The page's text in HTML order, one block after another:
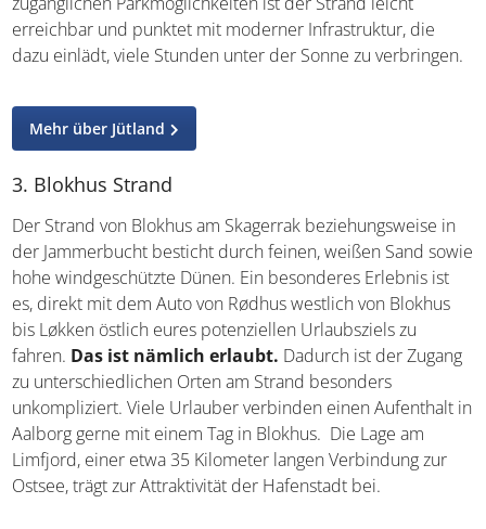
Durch die gut zugänglichen Parkmöglichkeiten ist der
Strand leicht erreichbar und punktet mit moderner
Infrastruktur, die dazu einlädt, viele Stunden unter der
3. Blokhus Strand
Der Strand von Blokhus am Skagerrak beziehungsweise in
der Jammerbucht besticht durch feinen, weißen Sand
sowie hohe windgeschützte Dünen. Ein besonderes
Erlebnis ist es, direkt mit dem Auto von Rødhus westlich
von Blokhus bis Løkken östlich eures potenziellen
Urlaubsziels zu fahren.Das ist nämlich erlaubt.
Dadurch ist der Zugang zu unterschiedlichen Orten am
Strand besonders unkompliziert. Viele Urlauber
verbinden einen Aufenthalt in Aalborg gerne mit einem
Tag in Blokhus. Die Lage am Limfjord, einer etwa 35